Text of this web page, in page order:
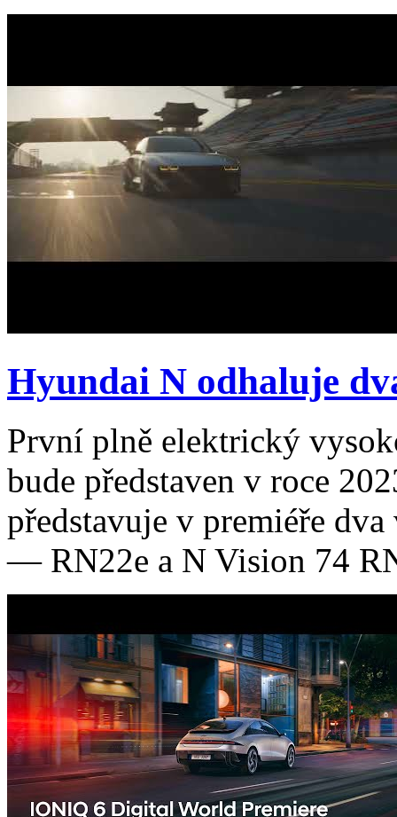
Hyundai N odhaluje
První plně elektrický
bude představen v roce
představuje v premiéře
— RN22e a N Vision 74